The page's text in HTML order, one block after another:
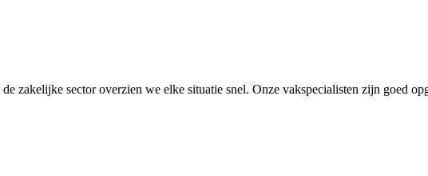
zakelijke sector overzien we elke situatie snel. Onze vakspecialisten zijn goed